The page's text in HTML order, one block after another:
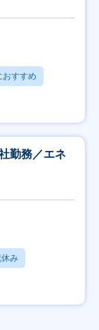
おすすめ
勤務／エネ
休み